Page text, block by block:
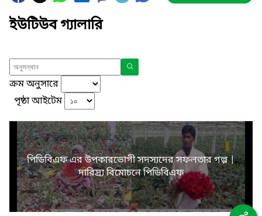
ইউটিউব গ্যালারি
ক্রম অনুসারে
পৃষ্ঠা আইটেম
পিডিবিএফ এর উপকারভোগী সদস্যদের সফলতার গল্প |
দারিদ্র্য বিমোচনে পিডিবিএফ